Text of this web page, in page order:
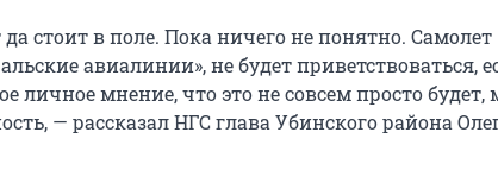
стоит в поле. Пока ничего не понятно. Самолет
авиалинии», не будет приветствоваться,
личное мнение, что это не совсем просто будет,
— рассказал НГС глава Убинского района